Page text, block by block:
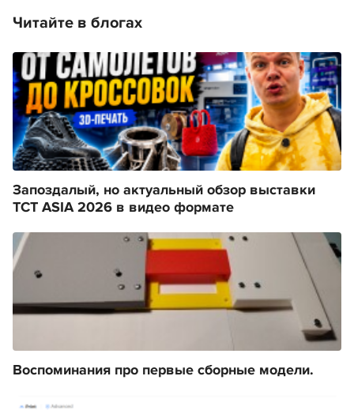
Читайте в блогах
Запоздалый, но актуальный обзор выставки
TCT ASIA 2026 в видео формате
Воспоминания про первые сборные модели.